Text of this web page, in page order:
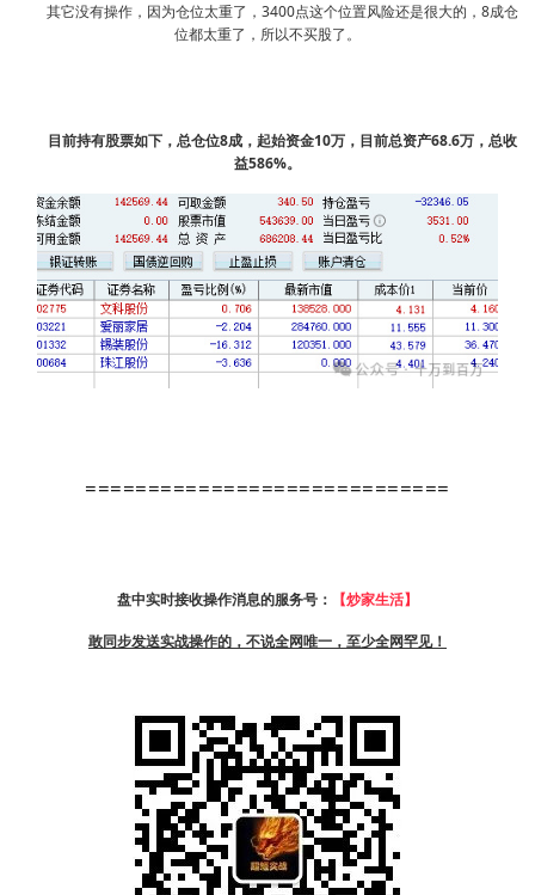
其它没有操作，因为仓位太重了，3400点这个位置风险还是很大的，8成仓
位都太重了，所以不买股了。
目前持有股票如下，总仓位8成，起始资金10万，目前总资产68.6万，总收
益586%。
=============================
盘中实时接收操作消息的服务号： 【炒家生活】
敢同步发送实战操作的，不说全网唯一，至少全网罕见！